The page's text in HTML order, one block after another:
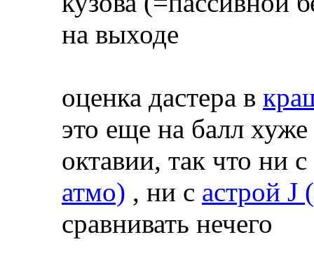
на выходе
оценка дастера в
это еще на балл
октавии, так что ни с
атмо) , ни с астрой J
сравнивать нечего